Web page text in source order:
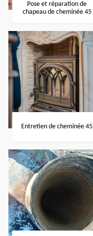
Pose et réparation de
chapeau de cheminée 45
Entretien de cheminée 45